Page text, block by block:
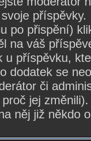
po přispění)
na váš
u příspěvku,
dodatek se
či
jej
něj již někdo